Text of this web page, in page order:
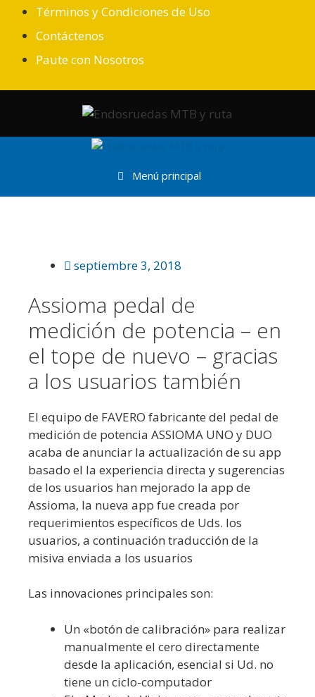
Saltar
contenido
Términos y Condiciones de Uso
Contáctenos
Paute con Nosotros
Menú principal
septiembre 3, 2018
Assioma pedal de
medición de potencia – en
el tope de nuevo – gracias
a los usuarios también
El equipo de FAVERO fabricante del pedal de
medición de potencia ASSIOMA UNO y DUO
acaba de anunciar la actualización de su app
basado el la experiencia directa y sugerencias
de los usuarios han mejorado la app de
Assioma, la nueva app fue creada por
requerimientos específicos de Uds. los
usuarios, a continuación traducción de la
misiva enviada a los usuarios
Las innovaciones principales son:
Un «botón de calibración» para realizar
manualmente el cero directamente
desde la aplicación, esencial si Ud. no
tiene un ciclo-computador